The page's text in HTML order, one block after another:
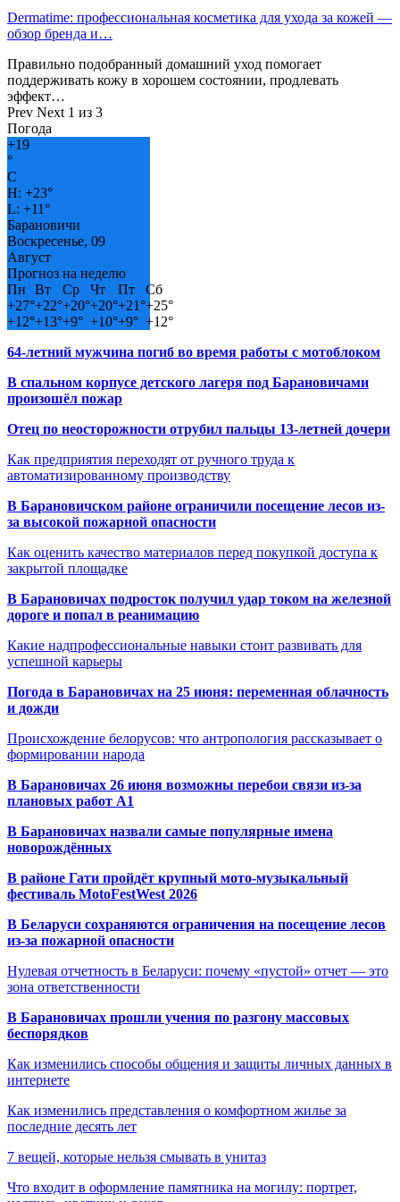
Dermatime: профессиональная косметика для ухода за кожей —
обзор бренда и…
Правильно подобранный домашний уход помогает
поддерживать кожу в хорошем состоянии, продлевать
эффект…
Prev Next 1 из 3
Погода
+19
°
C
H: +23°
L: +11°
Барановичи
Воскресенье, 09
Август
Прогноз на неделю
Пн
Вт Ср Чт Пт
Сб
+27°+22°+20°+20°+21°+25°
+12°+13°+9° +10°+9° +12°
64-летний мужчина погиб во время работы с мотоблоком
В спальном корпусе детского лагеря под Барановичами
произошёл пожар
Отец по неосторожности отрубил пальцы 13-летней дочери
Как предприятия переходят от ручного труда к
автоматизированному производству
В Барановичском районе ограничили посещение лесов из-
за высокой пожарной опасности
Как оценить качество материалов перед покупкой доступа к
закрытой площадке
В Барановичах подросток получил удар током на железной
дороге и попал в реанимацию
Какие надпрофессиональные навыки стоит развивать для
успешной карьеры
Погода в Барановичах на 25 июня: переменная облачность
и дожди
Происхождение белорусов: что антропология рассказывает о
формировании народа
В Барановичах 26 июня возможны перебои связи из-за
плановых работ A1
В Барановичах назвали самые популярные имена
новорождённых
В районе Гати пройдёт крупный мото-музыкальный
фестиваль MotoFestWest 2026
В Беларуси сохраняются ограничения на посещение лесов
из-за пожарной опасности
Нулевая отчетность в Беларуси: почему «пустой» отчет — это
зона ответственности
В Барановичах прошли учения по разгону массовых
беспорядков
Как изменились способы общения и защиты личных данных в
интернете
Как изменились представления о комфортном жилье за
последние десять лет
7 вещей, которые нельзя смывать в унитаз
Что входит в оформление памятника на могилу: портрет,